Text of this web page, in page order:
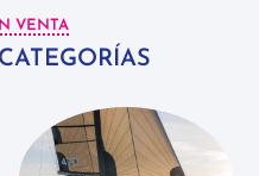
VENTA